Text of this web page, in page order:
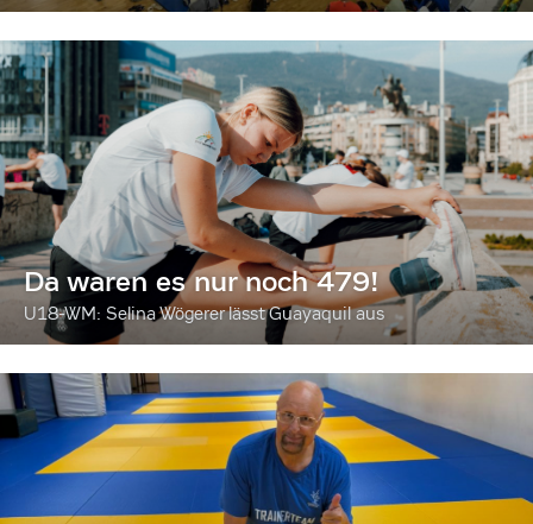
Da waren es nur noch 479!
U18-WM: Selina Wögerer lässt Guayaquil aus